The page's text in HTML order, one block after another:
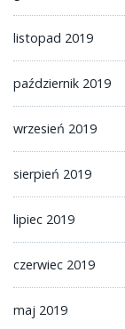
listopad 2019
październik 2019
wrzesień 2019
sierpień 2019
lipiec 2019
czerwiec 2019
maj 2019